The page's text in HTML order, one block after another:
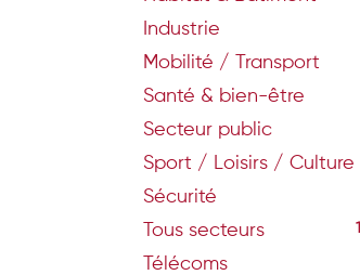
Industrie
Mobilité / Transport
Santé & bien-être
Secteur public
Sport / Loisirs / Culture
Sécurité
Tous secteurs
Télécoms